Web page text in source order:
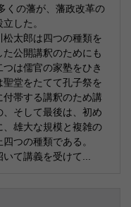
くの藩が、藩政改革の
した。
太郎は四つの種類を
た公開講釈のためにも
は儒官の家塾をひき
堂をたてて孔子祭を
帯する講釈のため講
そして最後は、初め
雄大な規模と複雑の
つの種類である。
て講義を受けて...